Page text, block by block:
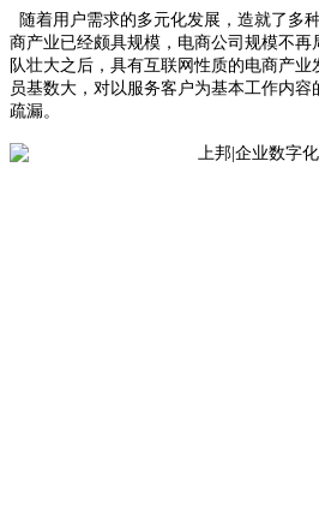
随着用户需求的多元化发展，造就了多
商产业已经颇具规模，电商公司规模不
队壮大之后，具有互联网性质的电商产业
员基数大，对以服务客户为基本工作内
疏漏。